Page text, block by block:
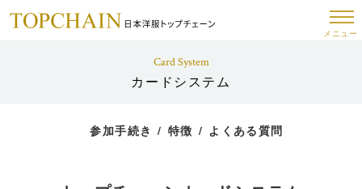
メニュー
Card System
カードシステム
参加手続き 特徴 よくある質問